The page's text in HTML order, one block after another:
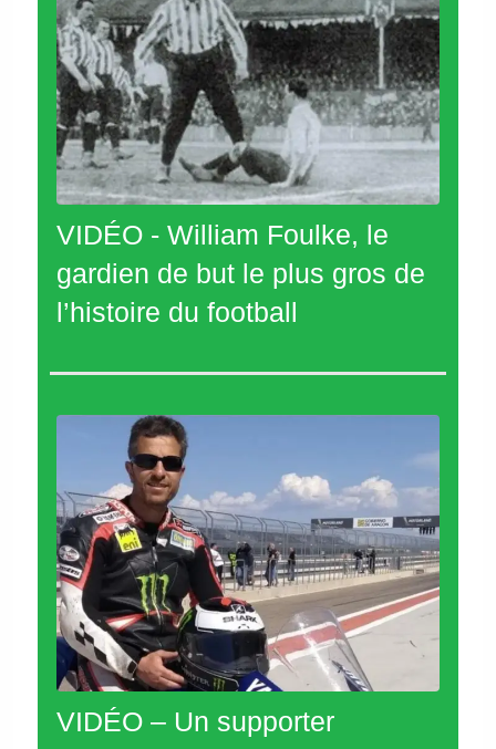
VIDÉO - William Foulke, le
gardien de but le plus gros de
l’histoire du football
VIDÉO – Un supporter